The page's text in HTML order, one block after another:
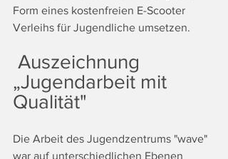
Form eines kostenfreien E-Scooter
Verleihs für Jugendliche umsetzen.
Auszeichnung
„Jugendarbeit mit
Qualität"
Die Arbeit des Jugendzentrums "wave"
war auf unterschiedlichen Ebenen